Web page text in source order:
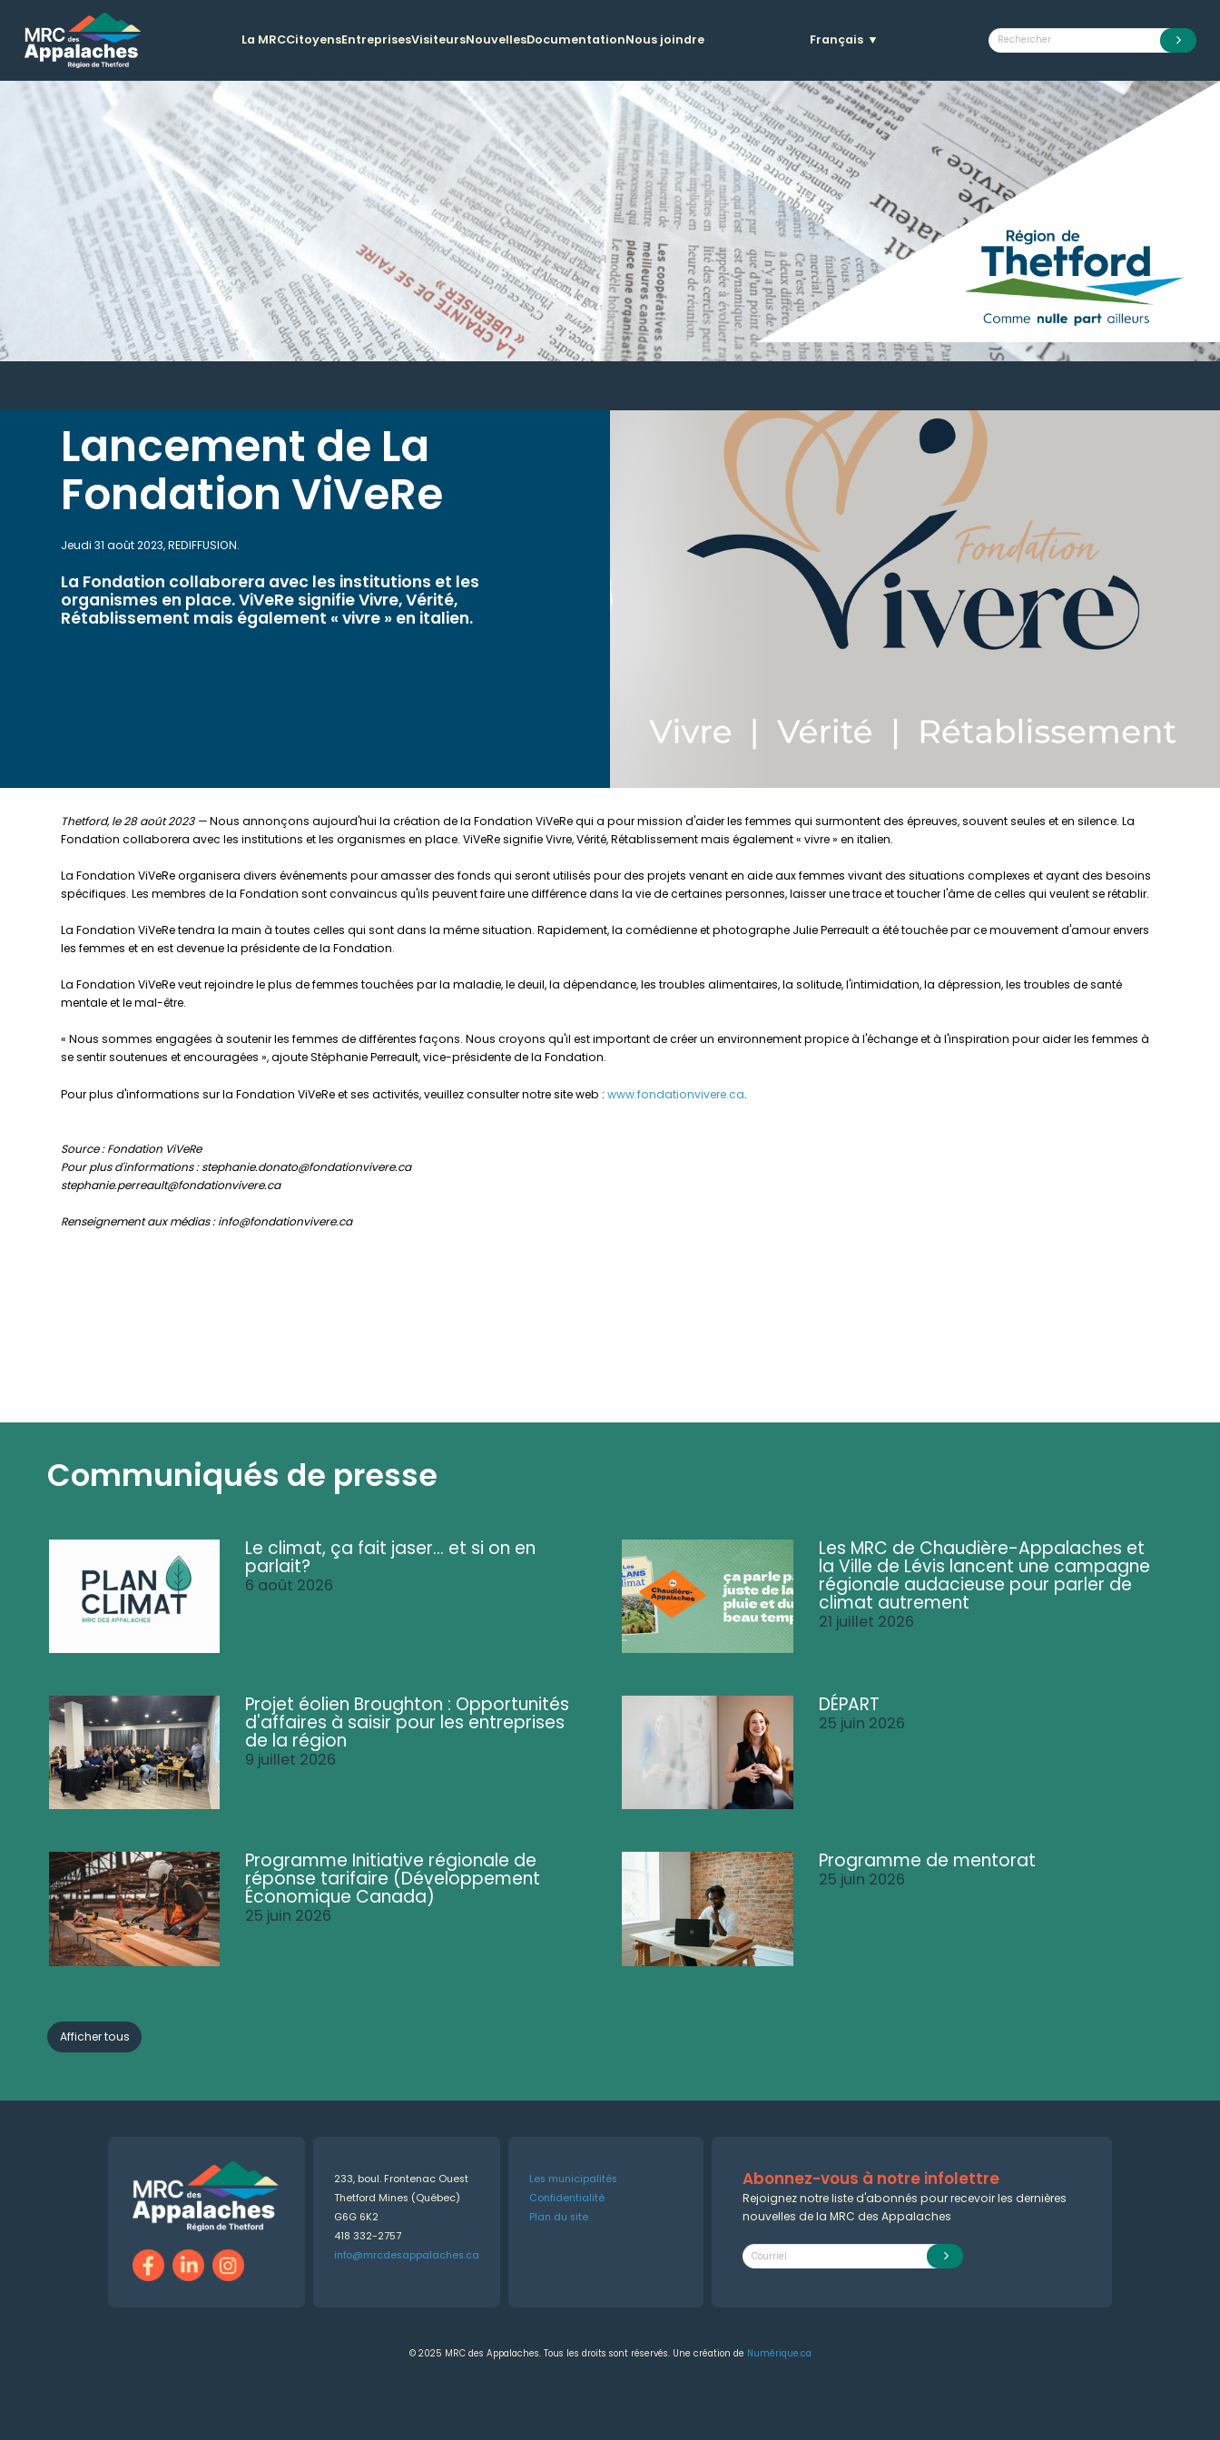
La MRCCitoyensEntreprisesVisiteursNouvellesDocumentationNous joindre Français ▼
Lancement de La
Fondation ViVeRe
Jeudi 31 août 2023, REDIFFUSION.
La Fondation collaborera avec les institutions et les
organismes en place. ViVeRe signifie Vivre, Vérité,
Rétablissement mais également « vivre » en italien.
Thetford, le 28 août 2023 —Nous annonçons aujourd'hui la création de la Fondation ViVeRe qui a pour mission d'aider les femmes qui surmontent des épreuves, souvent seules et en silence. La
Fondation collaborera avec les institutions et les organismes en place. ViVeRe signifie Vivre, Vérité, Rétablissement mais également « vivre » en italien.
La Fondation ViVeRe organisera divers événements pour amasser des fonds qui seront utilisés pour des projets venant en aide aux femmes vivant des situations complexes et ayant des besoins
spécifiques. Les membres de la Fondation sont convaincus qu'ils peuvent faire une différence dans la vie de certaines personnes, laisser une trace et toucher l'âme de celles qui veulent se rétablir.
La Fondation ViVeRe tendra la main à toutes celles qui sont dans la même situation. Rapidement, la comédienne et photographe Julie Perreault a été touchée par ce mouvement d'amour envers
les femmes et en est devenue la présidente de la Fondation.
La Fondation ViVeRe veut rejoindre le plus de femmes touchées par la maladie, le deuil, la dépendance, les troubles alimentaires, la solitude, l'intimidation, la dépression, les troubles de santé
mentale et le mal-être.
« Nous sommes engagées à soutenir les femmes de différentes façons. Nous croyons qu'il est important de créer un environnement propice à l'échange et à l'inspiration pour aider les femmes à
se sentir soutenues et encouragées », ajoute Stéphanie Perreault, vice-présidente de la Fondation.
Pour plus d'informations sur la Fondation ViVeRe et ses activités, veuillez consulter notre site web :www.fondationvivere.ca.
Source : Fondation ViVeRe
Pour plus d'informations : stephanie.donato@fondationvivere.ca
stephanie.perreault@fondationvivere.ca
Renseignement aux médias : info@fondationvivere.ca
Communiqués de presse
Le climat, ça fait jaser... et si on en
parlait?
6 août 2026
Les MRC de Chaudière-Appalaches et
la Ville de Lévis lancent une campagne
régionale audacieuse pour parler de
climat autrement
21 juillet 2026
Projet éolien Broughton : Opportunités
d'affaires à saisir pour les entreprises
de la région
9 juillet 2026
DÉPART
25 juin 2026
Programme Initiative régionale de
réponse tarifaire (Développement
Économique Canada)
25 juin 2026
Programme de mentorat
25 juin 2026
Afficher tous
233, boul. Frontenac Ouest
Thetford Mines (Québec)
G6G 6K2
418 332-2757
info@mrcdesappalaches.ca
Les municipalités
Confidentialité
Plan du site
Abonnez-vous à notre infolettre
Rejoignez notre liste d'abonnés pour recevoir les dernières
nouvelles de la MRC des Appalaches
© 2025 MRC des Appalaches. Tous les droits sont réservés. Une création de Numérique.ca